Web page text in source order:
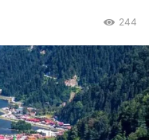
244